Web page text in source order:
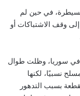
في حين لم
وقف الاشتباكات أو
في سوريا، وظلت طوال
نسبيًا، لكنها
بسبب التدهور